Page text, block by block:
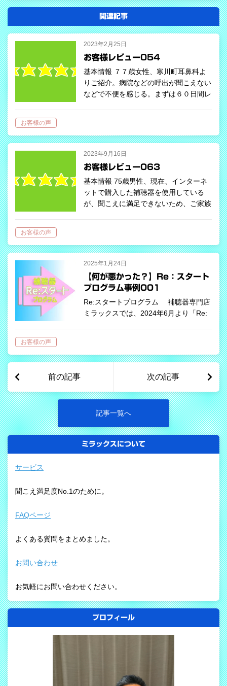
関連記事
2023年2月25日
お客様レビュー054
基本情報 ７７歳女性、寒川町耳鼻科よ
りご紹介。病院などの呼出が聞こえない
などで不便を感じる。まずは６０日間レ
お客様の声
2023年9月16日
お客様レビュー063
基本情報 75歳男性、現在、インターネ
ットで購入した補聴器を使用している
が、聞こえに満足できないため、ご家族
（…
お客様の声
2025年1月24日
【何が悪かった？】Re：スタート
プログラム事例001
Re:スタートプログラム 補聴器専門店
ミラックスでは、2024年6月より「Re:
再設定するもので、譲渡品の再設…
お客様の声
前の記事 次の記事
記事一覧へ
ミラックスについて
サービス
聞こえ満足度No.1のために。
FAQページ
よくある質問をまとめました。
お問い合わせ
お気軽にお問い合わせください。
プロフィール